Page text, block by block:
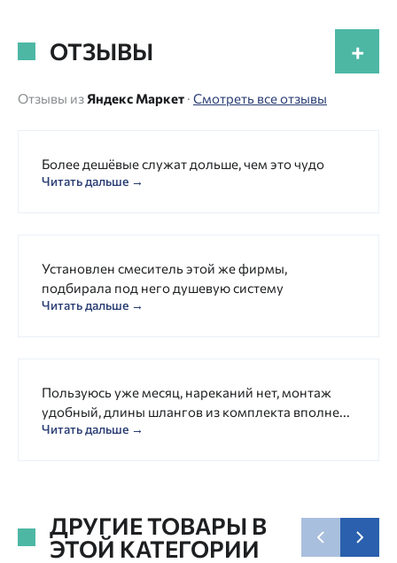
ОТЗЫВЫ +
Отзывы из Яндекс Маркет · Смотреть все отзывы
Более дешёвые служат дольше, чем это чудо
Читать дальше →
Установлен смеситель этой же фирмы,
подбирала под него душевую систему
Читать дальше →
Пользуюсь уже месяц, нареканий нет, монтаж
удобный, длины шлангов из комплекта вполне...
Читать дальше →
ДРУГИЕ ТОВАРЫ В
ЭТОЙ КАТЕГОРИИ